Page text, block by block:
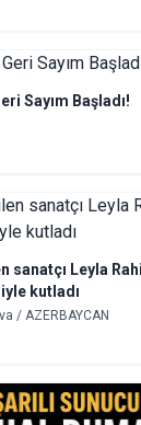
Sayım Başladı!
sanatçı Leyla
kutladı
Haber : Zeynep Abbasova / AZERBAYCAN